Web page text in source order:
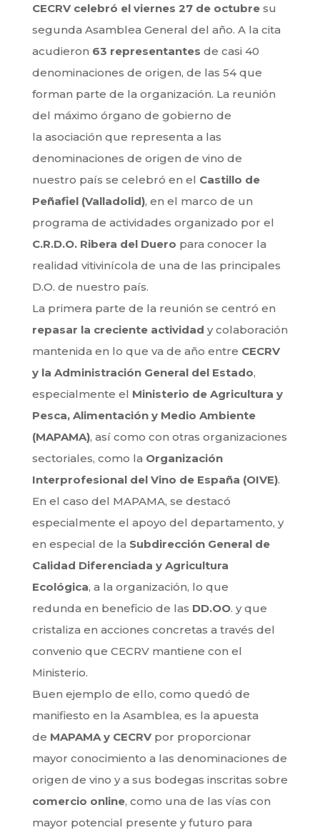
CECRV celebró el viernes 27 de octubresu
segunda Asamblea General del año. A la cita
acudieron 63 representantes de casi 40
denominaciones de origen, de las 54 que
forman parte de la organización. La reunión
del máximo órgano de gobierno de
la asociación que representa a las
denominaciones de origen de vino de
nuestro país se celebró en el Castillo de
Peñafiel (Valladolid), en el marco de un
programa de actividades organizado por el
C.R.D.O. Ribera del Duero para conocer la
realidad vitivinícola de una de las principales
D.O. de nuestro país.
La primera parte de la reunión se centró en
repasar la creciente actividad y colaboración
mantenida en lo que va de año entre CECRV
y la Administración General del Estado,
especialmente el Ministerio de Agricultura y
Pesca, Alimentación y Medio Ambiente
(MAPAMA), así como con otras organizaciones
sectoriales, como la Organización
Interprofesional del Vino de España (OIVE).
En el caso del MAPAMA, se destacó
especialmente el apoyo del departamento, y
en especial de la Subdirección General de
Calidad Diferenciada y Agricultura
Ecológica, a la organización, lo que
redunda en beneficio de las DD.OO. y que
cristaliza en acciones concretas a través del
convenio que CECRV mantiene con el
Ministerio.
Buen ejemplo de ello, como quedó de
manifiesto en la Asamblea, es la apuesta
de MAPAMA y CECRVpor proporcionar
mayor conocimiento a las denominaciones de
origen de vino y a sus bodegas inscritas sobre
comercio online, como una de las vías con
mayor potencial presente y futuro para